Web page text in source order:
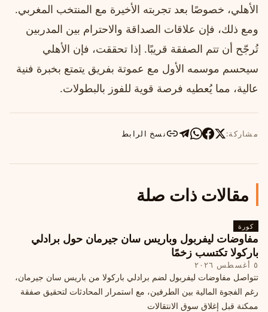
الأهلي، خصوصًا بعد تجربته الأخيرة مع المنتخب المغربي.
ومع ذلك، فإن علاقات الصداقة والاحترام بين المدربين
تُرجّح أن تتم الصفقة قريبًا. إذا تحققت، فإن الأهلي
سيحسم موسمه الأول مع عموتة بفريق يتمتع بخبرة فنية
عالية، مما يُعطيه فرصة قوية للفوز بالبطولات.
مشاركة: نسخ الرابط
مقالات ذات صلة
كورة
مفاوضات ليفربول وباريس سان جيرمان حول برادلي
باركولا تكتسب زخمًا
٥ أغسطس ٢٠٢٦
تتواصل مفاوضات ليفربول لضم برادلي باركولا من باريس سان جيرمان،
رغم الفجوة المالية بين الطرفين، مع استمرار المحادثات لتحقيق صفقة
ممكنة قبل إغلاق سوق الانتقالات